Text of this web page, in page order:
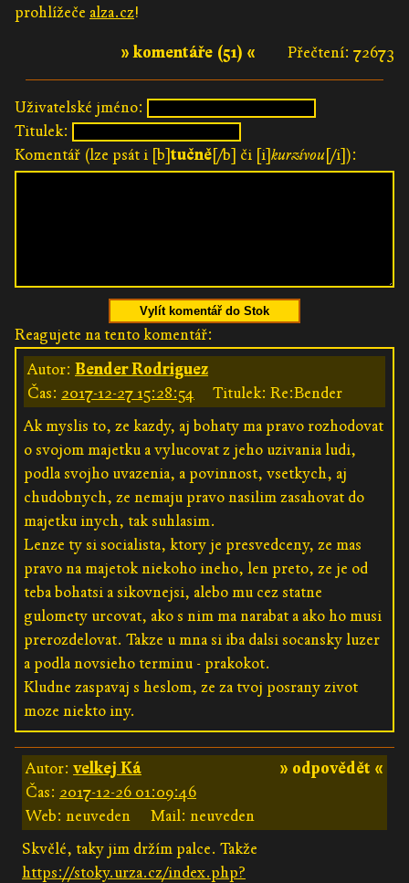
prohlížeče alza.cz!
Přečtení: 72673
» komentáře (51) «
Uživatelské jméno:
Titulek:
Komentář (lze psát i [b]tučně[/b] či [i]kurzívou[/i]):
Vylít komentář do Stok
Reagujete na tento komentář:
Autor: Bender Rodriguez
Čas: 2017-12-27 15:28:54
Titulek: Re:Bender
Ak myslis to, ze kazdy, aj bohaty ma pravo rozhodovat
o svojom majetku a vylucovat z jeho uzivania ludi,
podla svojho uvazenia, a povinnost, vsetkych, aj
chudobnych, ze nemaju pravo nasilim zasahovat do
majetku inych, tak suhlasim.
Lenze ty si socialista, ktory je presvedceny, ze mas
pravo na majetok niekoho ineho, len preto, ze je od
teba bohatsi a sikovnejsi, alebo mu cez statne
gulomety urcovat, ako s nim ma narabat a ako ho musi
prerozdelovat. Takze u mna si iba dalsi socansky luzer
a podla novsieho terminu - prakokot.
Kludne zaspavaj s heslom, ze za tvoj posrany zivot
moze niekto iny.
» odpovědět «
Autor: velkej Ká
Čas: 2017-12-26 01:09:46
Web: neuveden
Mail: neuveden
Skvělé, taky jim držím palce. Takže
https://stoky.urza.cz/index.php?